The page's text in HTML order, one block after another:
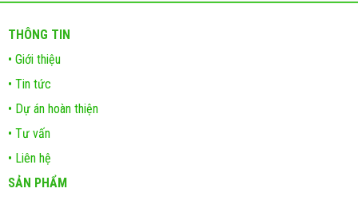
THÔNG TIN
• Giới thiệu
• Tin tức
• Dự án hoàn thiện
• Tư vấn
• Liên hệ
SẢN PHẨM